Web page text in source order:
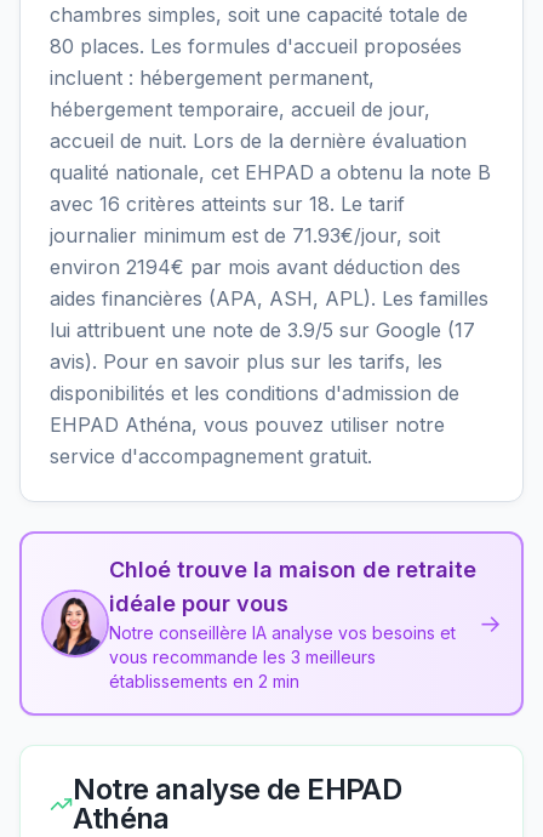
chambres simples, soit une capacité totale de
80 places. Les formules d'accueil proposées
incluent : hébergement permanent,
hébergement temporaire, accueil de jour,
accueil de nuit. Lors de la dernière évaluation
qualité nationale, cet EHPAD a obtenu la note B
avec 16 critères atteints sur 18. Le tarif
journalier minimum est de 71.93€/jour, soit
environ 2194€ par mois avant déduction des
aides financières (APA, ASH, APL). Les familles
lui attribuent une note de 3.9/5 sur Google (17
avis). Pour en savoir plus sur les tarifs, les
disponibilités et les conditions d'admission de
EHPAD Athéna, vous pouvez utiliser notre
service d'accompagnement gratuit.
Chloé trouve la maison de retraite
idéale pour vous
Notre conseillère IA analyse vos besoins et
vous recommande les 3 meilleurs
établissements en 2 min
→
Notre analyse de EHPAD
Athéna